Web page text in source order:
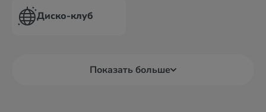
Диско-клуб
Показать больше